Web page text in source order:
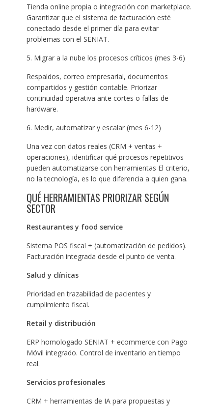
Tienda online propia o integración con marketplace.
Garantizar que el sistema de facturación esté
conectado desde el primer día para evitar
problemas con el SENIAT.
5. Migrar a la nube los procesos críticos (mes 3-6)
Respaldos, correo empresarial, documentos
compartidos y gestión contable. Priorizar
continuidad operativa ante cortes o fallas de
hardware.
6. Medir, automatizar y escalar (mes 6-12)
Una vez con datos reales (CRM + ventas +
operaciones), identificar qué procesos repetitivos
pueden automatizarse con herramientas El criterio,
no la tecnología, es lo que diferencia a quien gana.
QUÉ HERRAMIENTAS PRIORIZAR SEGÚN
SECTOR
Restaurantes y food service
Sistema POS fiscal + (automatización de pedidos).
Facturación integrada desde el punto de venta.
Salud y clínicas
Prioridad en trazabilidad de pacientes y
cumplimiento fiscal.
Retail y distribución
ERP homologado SENIAT + ecommerce con Pago
Móvil integrado. Control de inventario en tiempo
real.
Servicios profesionales
CRM + herramientas de IA para propuestas y